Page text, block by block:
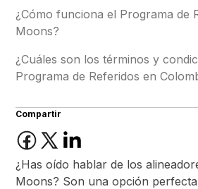
¿Cómo funciona el Programa de
Moons?
¿Cuáles son los términos y
Programa de Referidos en
Compartir
¿Has oído hablar de los
Moons? Son una opción